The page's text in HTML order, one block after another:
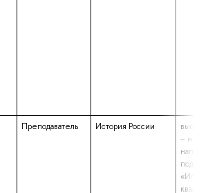
Преподаватель История России
–